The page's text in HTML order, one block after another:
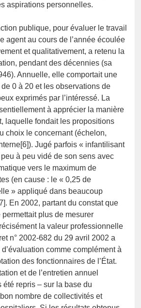
aspirations personnelles.
publique, pour évaluer le travail
agent au cours de l’année écoulée
et qualitativement, a retenu la
pendant des décennies (sa
Annuelle, elle comportait une
0 à 20 et les observations de
exprimés par l’intéressé. La
à apprécier la manière
laquelle fondait les propositions
choix le concernant (échelon,
Jugé parfois « infantilisant
à peu vidé de son sens avec
vers le maximum de
(en cause : le « 0,25 de
» appliqué dans beaucoup
En 2002, partant du constat que
plus de mesurer
la valeur professionnelle
n° 2002-682 du 29 avril 2002 a
d’évaluation comme complément à
des fonctionnaires de l’État.
et de l’entretien annuel
repris – sur la base du
nombre de collectivités et